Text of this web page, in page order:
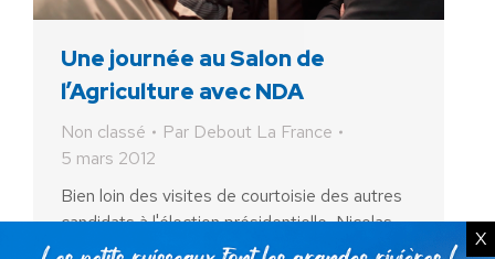
Une journée au Salon de
l’Agriculture avec NDA
Non classé Par Debout La France
5 mars 2012
Bien loin des visites de courtoisie des autres
candidats à l'élection présidentielle, Nicolas
Dupont-Aignan a démontré ce 1er mars 2012
X